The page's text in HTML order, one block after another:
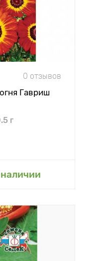
0 отзывов
Гавриш
г